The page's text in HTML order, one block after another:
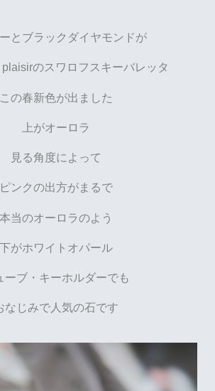
とブラックダイヤモンドが
のスワロフスキーバレッタ
この春新色が出ました
上がオーロラ
見る角度によって
ピンクの出方がまるで
本当のオーロラのよう
下がホワイトオパール
ーブ・キーホルダーでも
なじみで人気の石です